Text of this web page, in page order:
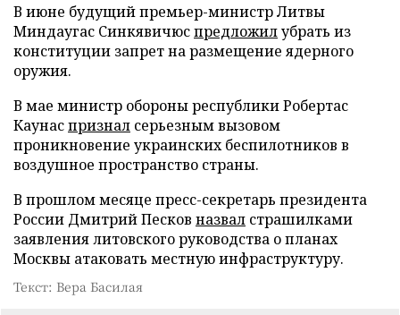
В июне будущий премьер-министр Литвы
Миндаугас Синкявичюспредложилубрать из
конституции запрет на размещение ядерного
оружия.
В мае министр обороны республики Робертас
Каунаспризнал серьезным вызовом
проникновение украинских беспилотников в
воздушное пространство страны.
В прошлом месяце пресс-секретарь президента
России Дмитрий Песков назвал страшилками
заявления литовского руководства о планах
Москвы атаковать местную инфраструктуру.
Текст: Вера Басилая